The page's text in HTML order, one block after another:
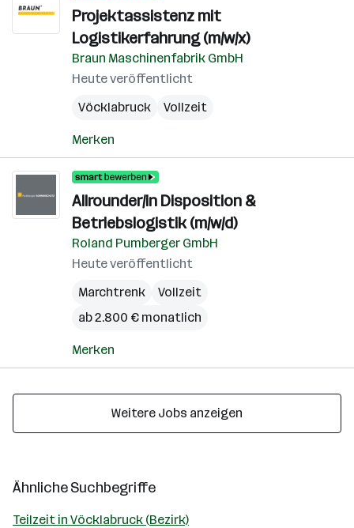
Projektassistenz mit
Logistikerfahrung (m/w/x)
Braun Maschinenfabrik GmbH
Heute veröffentlicht
Vöcklabruck
Vollzeit
Merken
Allrounder/in Disposition &
Betriebslogistik (m/w/d)
Roland Pumberger GmbH
Heute veröffentlicht
Marchtrenk
Vollzeit
ab 2.800 € monatlich
Merken
Weitere Jobs anzeigen
Ähnliche Suchbegriffe
Teilzeit in Vöcklabruck (Bezirk)